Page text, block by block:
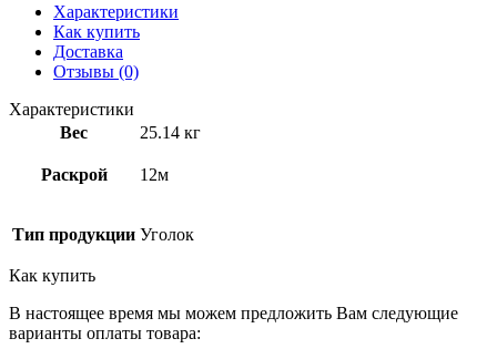
Характеристики
Как купить
Доставка
Отзывы (0)
Характеристики
Вес
25.14 кг
Раскрой 12м
Тип продукции Уголок
Как купить
В настоящее время мы можем предложить Вам следующие
варианты оплаты товара: